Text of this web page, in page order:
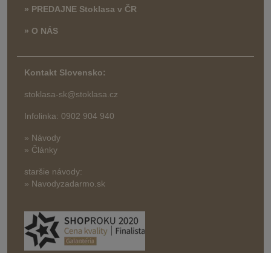
» PREDAJNE Stoklasa v ČR
» O NÁS
Kontakt Slovensko:
stoklasa-sk@stoklasa.cz
Infolinka: 0902 904 940
» Návody
» Články
staršie návody:
» Navodyzadarmo.sk